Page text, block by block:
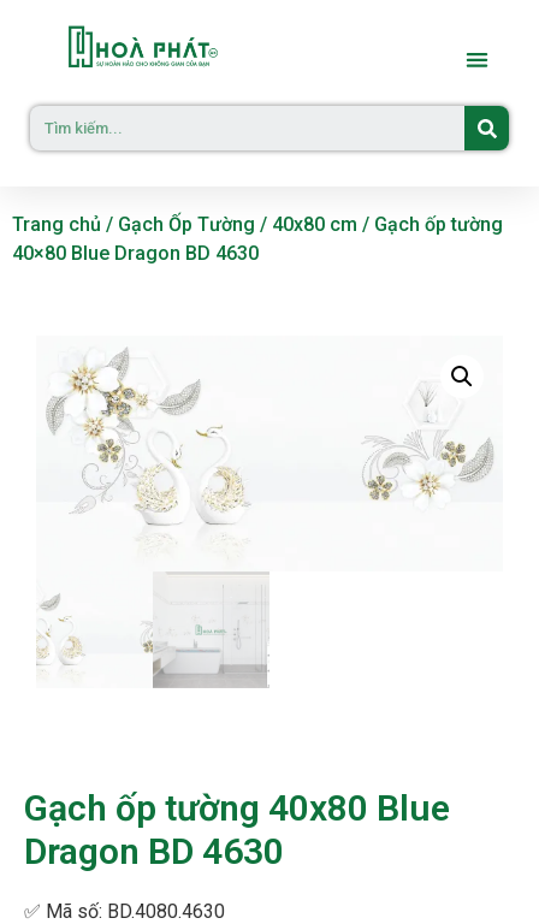
Trang chủ / Gạch Ốp Tường / 40x80 cm / Gạch ốp tường
40×80 Blue Dragon BD 4630
Gạch ốp tường 40x80 Blue
Dragon BD 4630
✅ Mã số: BD.4080.4630